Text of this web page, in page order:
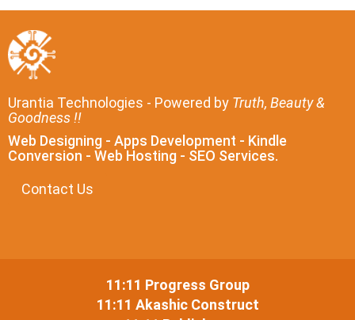
Urantia Technologies - Powered by Truth, Beauty &
Goodness !!
Web Designing - Apps Development - Kindle
Conversion - Web Hosting - SEO Services.
Contact Us
11:11 Progress Group
11:11 Akashic Construct